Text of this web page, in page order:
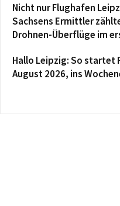
Nicht nur Flughafen
Sachsens Ermittler
Drohnen-Überflüge im
Hallo Leipzig: So startet
August 2026, ins